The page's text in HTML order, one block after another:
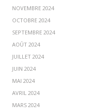
NOVEMBRE 2024
OCTOBRE 2024
SEPTEMBRE 2024
AOÛT 2024
JUILLET 2024
JUIN 2024
MAI 2024
AVRIL 2024
MARS 2024